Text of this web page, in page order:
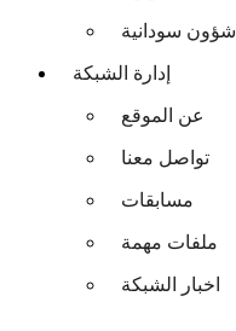
شؤون سودانية
إدارة الشبكة
عن الموقع
تواصل معنا
مسابقات
ملفات مهمة
اخبار الشبكة